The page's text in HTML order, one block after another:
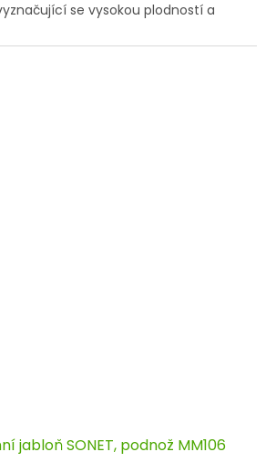
se vysokou plodností a
jabloň SONET, podnož MM106